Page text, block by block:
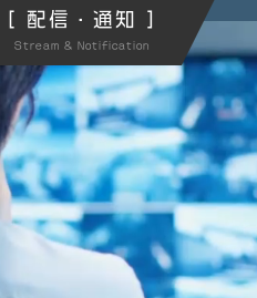
[ 配信・通知 ]
Stream & Notification